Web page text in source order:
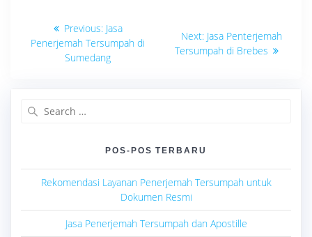
Navigasi
pos
Previous: Previous
post:
Jasa
Penerjemah Tersumpah di
Sumedang
Next: Next
post:
Jasa Penterjemah
Tersumpah di Brebes
POS-POS TERBARU
Rekomendasi Layanan Penerjemah Tersumpah untuk
Dokumen Resmi
Jasa Penerjemah Tersumpah dan Apostille